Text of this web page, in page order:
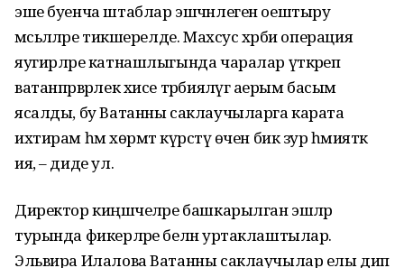
эше буенча штаблар эшчәнлеген оештыру
мәсьәләләре тикшерелде. Махсус хәрби операция
яугирләре катнашлыгында чаралар үткәреп
ватанпәрвәрлек хисе тәрбияләүгә аерым басым
ясалды, бу Ватанны саклаучыларга карата
ихтирам һәм хөрмәт күрсәтү өчен бик зур әһәмияткә
ия, – диде ул.
Директор киңәшчеләре башкарылган эшләр
турында фикерләре белән уртаклаштылар.
Эльвира Илалова Ватанны саклаучылар елы дип